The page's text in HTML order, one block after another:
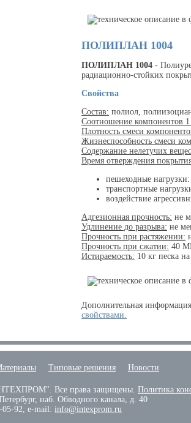
ПОЛИПЛАН 1004
ПОЛИПЛАН 1004 -
радиационно-стойких
Свойства
Состав: полиол,
Соотношение компонентов
Плотность смеси
Жизнеспособность смеси
Содержание нелетучих
Время отверждения
пешеходные нагрузки:
транспортные
воздействие
Адгезионная прочность: не
Удлинение до разрыва: не
Прочность при растяжении:
Прочность при сжатии: 40
Истираемость: 10 кг песка
Дополнительная
свойствами.
Типовые решения Новости
Все права защищены. Политика
, наб. Обводного канала, д. 40
05-92, e-mail: info@intexprom.ru